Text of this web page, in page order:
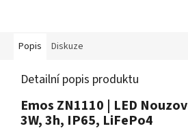
Popis Diskuze
Detailní popis produktu
Emos ZN1110 | LED
3W, 3h, IP65, LiFePo4